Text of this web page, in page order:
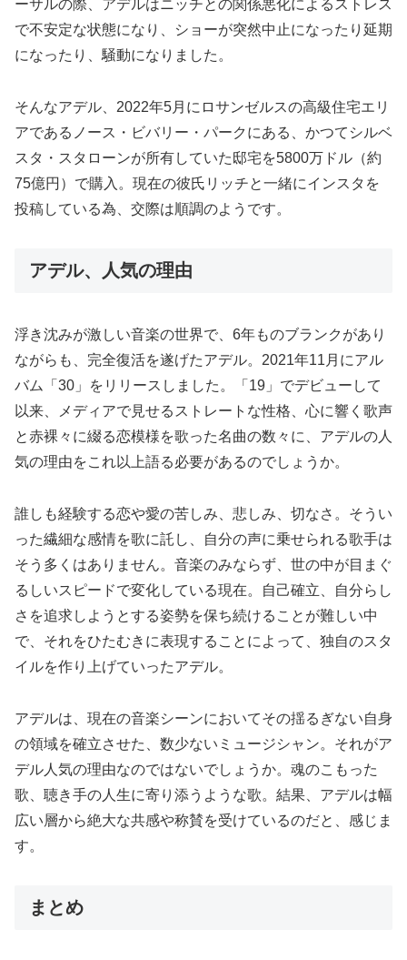
ーサルの際、アデルはニッチとの関係悪化によるストレス
で不安定な状態になり、ショーが突然中止になったり延期
になったり、騒動になりました。
そんなアデル、2022年5月にロサンゼルスの高級住宅エリ
アであるノース・ビバリー・パークにある、かつてシルベ
スタ・スタローンが所有していた邸宅を5800万ドル（約
75億円）で購入。現在の彼氏リッチと一緒にインスタを
投稿している為、交際は順調のようです。
アデル、人気の理由
浮き沈みが激しい音楽の世界で、6年ものブランクがあり
ながらも、完全復活を遂げたアデル。2021年11月にアル
バム「30」をリリースしました。「19」でデビューして
以来、メディアで見せるストレートな性格、心に響く歌声
と赤裸々に綴る恋模様を歌った名曲の数々に、アデルの人
気の理由をこれ以上語る必要があるのでしょうか。
誰しも経験する恋や愛の苦しみ、悲しみ、切なさ。そうい
った繊細な感情を歌に託し、自分の声に乗せられる歌手は
そう多くはありません。音楽のみならず、世の中が目まぐ
るしいスピードで変化している現在。自己確立、自分らし
さを追求しようとする姿勢を保ち続けることが難しい中
で、それをひたむきに表現することによって、独自のスタ
イルを作り上げていったアデル。
アデルは、現在の音楽シーンにおいてその揺るぎない自身
の領域を確立させた、数少ないミュージシャン。それがア
デル人気の理由なのではないでしょうか。魂のこもった
歌、聴き手の人生に寄り添うような歌。結果、アデルは幅
広い層から絶大な共感や称賛を受けているのだと、感じま
す。
まとめ